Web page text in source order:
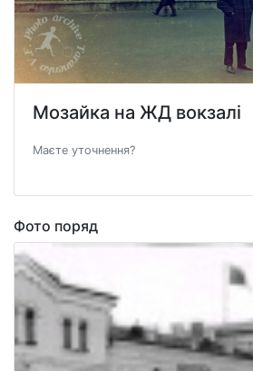
Мозайка на ЖД вокзалі
Маєте уточнення?
Фото поряд
Donate
Support Ukraine
Share this widget